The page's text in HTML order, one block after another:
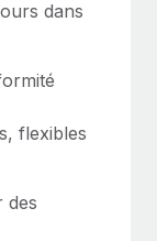
dans
flexibles
des